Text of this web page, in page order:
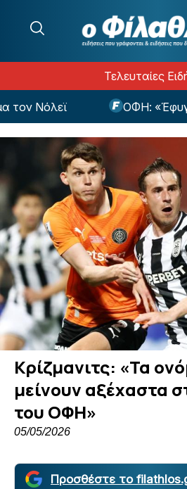
Τελευταίες
Νόλεϊ ΟΦΗ: «Έφυγαν»
Κρίζμανιτς: «Τα
μείνουν αξέχαστα
του ΟΦΗ»
05/05/2026
Προσθέστε το